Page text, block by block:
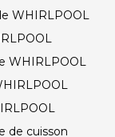
WHIRLPOOL
WHIRLPOOL
de cuisson